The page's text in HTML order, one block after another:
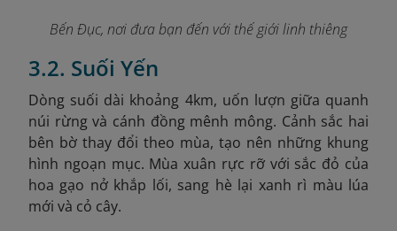
Bến Đục, nơi đưa bạn đến với thế giới linh thiêng
3.2. Suối Yến
Dòng suối dài khoảng 4km, uốn lượn giữa quanh
núi rừng và cánh đồng mênh mông. Cảnh sắc hai
bên bờ thay đổi theo mùa, tạo nên những khung
hình ngoạn mục. Mùa xuân rực rỡ với sắc đỏ của
hoa gạo nở khắp lối, sang hè lại xanh rì màu lúa
mới và cỏ cây.